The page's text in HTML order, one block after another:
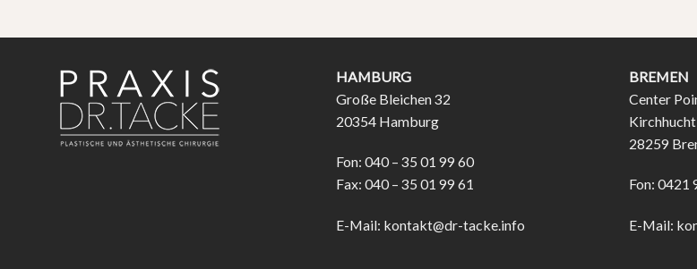
HAMBURG
Große Bleichen 32
20354 Hamburg
Fon: 040 – 35 01 99 60
Fax: 040 – 35 01 99 61
E-Mail: kontakt@dr-tacke.info
BREMEN
Center
28259
Fon: 0421
E-Mail: